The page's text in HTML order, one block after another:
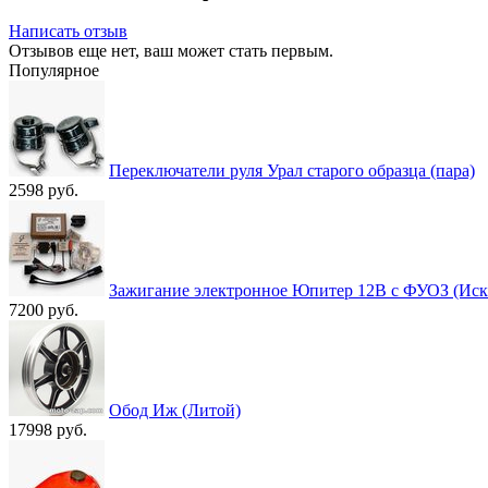
Написать отзыв
Отзывов еще нет, ваш может стать первым.
Популярное
Переключатели руля Урал старого образца (пара)
2598 руб.
Зажигание электронное Юпитер 12В с ФУОЗ
7200 руб.
Обод Иж (Литой)
17998 руб.